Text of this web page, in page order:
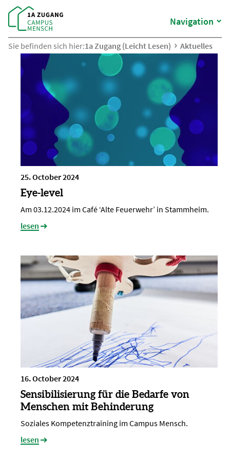
Navigation
Sie befinden sich hier:1a Zugang (Leicht Lesen) Aktuelles
25. October 2024
Eye-level
Am 03.12.2024 im Café ‘Alte Feuerwehr’ in Stammheim.
lesen
16. October 2024
Sensibilisierung für die Bedarfe von
Menschen mit Behinderung
Soziales Kompetenztraining im Campus Mensch.
lesen